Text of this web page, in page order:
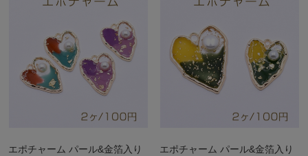
エポチャーム パール&金箔入り
エポチャーム パール&金箔入り